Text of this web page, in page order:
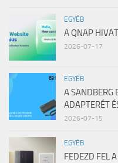
EGYÉB
A QNAP
2026-07-17
EGYÉB
A SANDBERG
ADAPTERÉT
2026-07-15
EGYÉB
FEDEZD FEL